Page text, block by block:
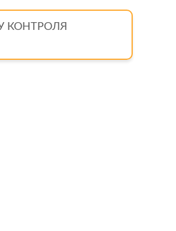
КОНТРОЛЯ